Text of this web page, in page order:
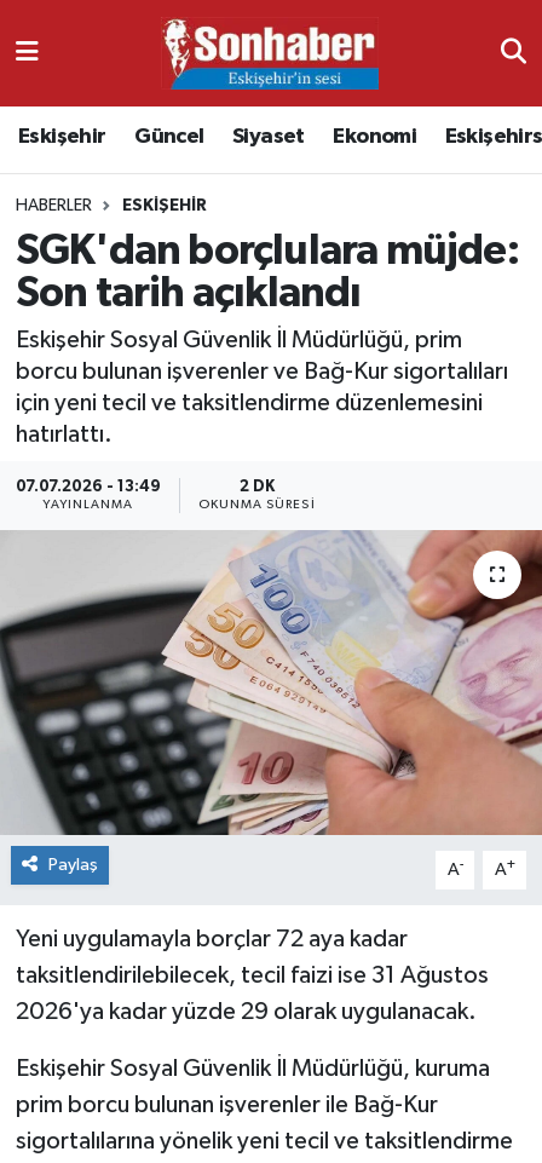
Eskişehir Güncel Siyaset Ekonomi
HABERLER ESKIŞEHIR
SGK'dan borçlulara müjde:
Son tarih açıklandı
Eskişehir Sosyal Güvenlik İl Müdürlüğü, prim
borcu bulunan işverenler ve Bağ-Kur sigortalıları
için yeni tecil ve taksitlendirme düzenlemesini
hatırlattı.
07.07.2026 - 13:49
YAYINLANMA
2 DK
OKUNMA SÜRESI
Paylaş A- A+
Yeni uygulamayla borçlar 72 aya kadar
taksitlendirilebilecek, tecil faizi ise 31 Ağustos
2026'ya kadar yüzde 29 olarak uygulanacak.
Eskişehir Sosyal Güvenlik İl Müdürlüğü, kuruma
prim borcu bulunan işverenler ile Bağ-Kur
sigortalılarına yönelik yeni tecil ve taksitlendirme
Ekonomi
Güncel
Kültür & Sanat
Magazin
Siyaset
Nöbetçi Eczaneler
Namaz Vakitleri
Trafik Durumu
Süper Lig Puan Durumu ve Fikstür
Tüm Manşetler